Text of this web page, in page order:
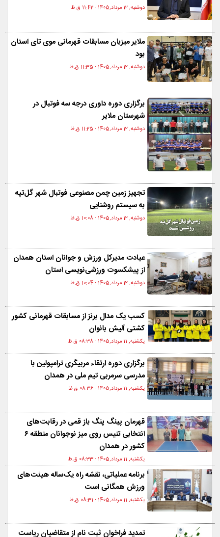
دوشنبه, 12 مرداد,1405 - 11:42 ق.ظ
ملایر میزبان مسابقات قهرمانی موی تای استان
بود
دوشنبه, 12 مرداد,1405 - 11:35 ق.ظ
برگزاری دوره داوری درجه سه فوتبال در
شهرستان ملایر
دوشنبه, 12 مرداد,1405 - 11:25 ق.ظ
تجهیز زمین چمن مصنوعی فوتبال شهر گل‌تپه
به سیستم روشنایی
دوشنبه, 12 مرداد,1405 - 10:08 ق.ظ
عیادت مدیرکل ورزش و جوانان استان همدان
از پیشکسوت ورزشی‌نویسی استان
دوشنبه, 12 مرداد,1405 - 10:04 ق.ظ
کسب یک مدال برنز از مسابقات قهرمانی کشور
کشتی آلیش بانوان
یکشنبه, 11 مرداد,1405 - 08:38 ق.ظ
برگزاری دوره ارتقاء مربیگری ترامپولین با
مدرسی سرمربی تیم ملی در همدان
یکشنبه, 11 مرداد,1405 - 08:36 ق.ظ
قهرمان پینگ پنگ باز قمی در رقابت‌های
انتخابی تنیس روی میز نوجوانان منطقه ۶
کشور در همدان
یکشنبه, 11 مرداد,1405 - 08:33 ق.ظ
برنامه عملیاتی، نقشه راه یک‌ساله هیئت‌های
ورزش همگانی است
یکشنبه, 11 مرداد,1405 - 08:31 ق.ظ
تمدید فراخوان ثبت نام از متقاضیان ریاست